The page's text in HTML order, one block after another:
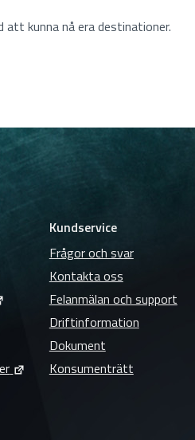
att kunna nå era destinationer.
Kundservice
Frågor och svar
Kontakta oss
Felanmälan och support
Driftinformation
Dokument
Konsumenträtt